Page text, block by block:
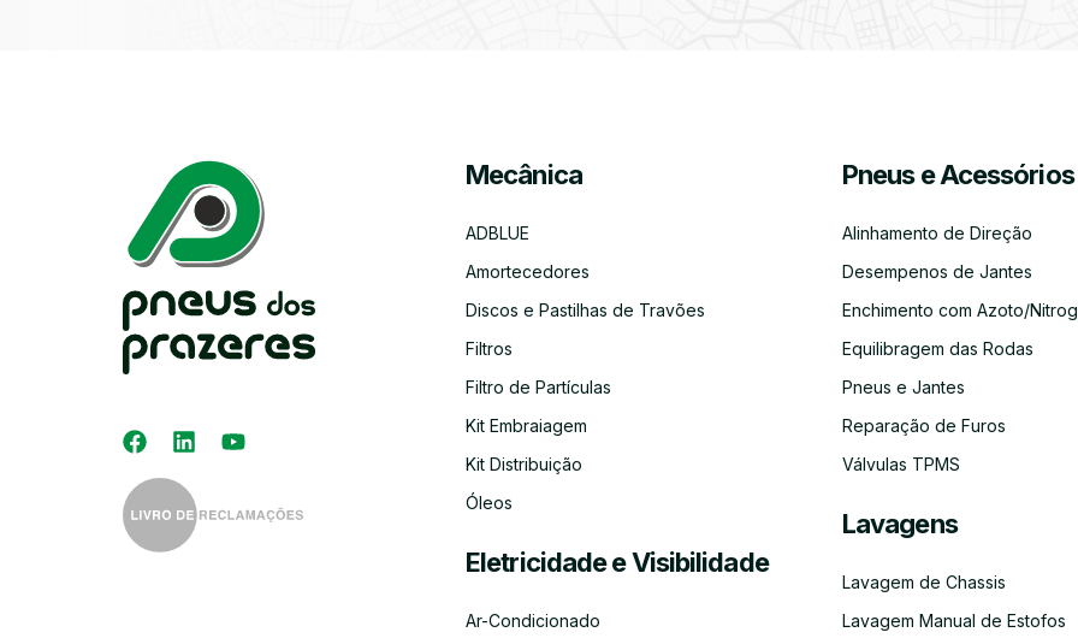
Mecânica
ADBLUE
Amortecedores
Discos e Pastilhas de Travões
Filtros
Filtro de Partículas
Kit Embraiagem
Kit Distribuição
Óleos
Eletricidade e Visibilidade
Ar-Condicionado
Pneus e Acessórios
Alinhamento de Direção
Desempenos de Jantes
Enchimento com Azoto/
Equilibragem das Rodas
Pneus e Jantes
Reparação de Furos
Válvulas TPMS
Lavagens
Lavagem de Chassis
Lavagem Manual de Estofos
Kit
Kit
Rádios
AlternadorADBLUELimpeza
do
Circuito
de
Refrigeração
Faróis
Serviço
Recolha
e
LubrificaçãoInspeção
Automóvel
Escovas
Limpa
Para-
Brisas
Filtros
Emissões
de
Gases
(CO)